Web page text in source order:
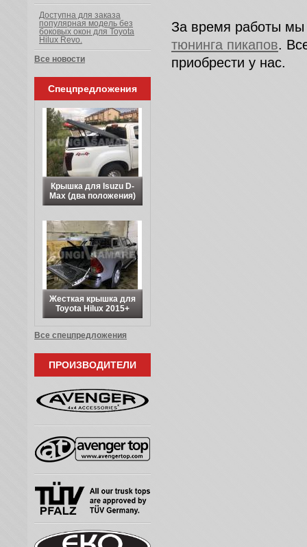
За время работы мы
тюнинга пикапов.
приобрести у нас.
Доступна для заказа
популярная модель без
боковых окон для Toyota
Hilux Revo.
Все новости
Спецпредложения
Крышка для Isuzu D-
Max (два положения)
Жесткая крышка для
Toyota Hilux 2015+
Все спецпредложения
ПРОИЗВОДИТЕЛИ